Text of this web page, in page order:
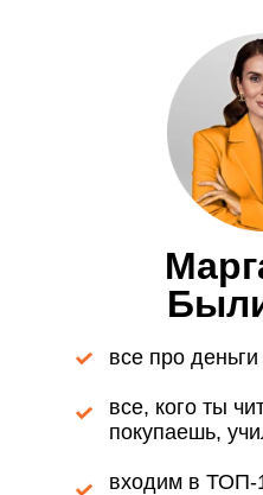
все про деньги
все, кого ты
покупаешь,
входим в ТОП-